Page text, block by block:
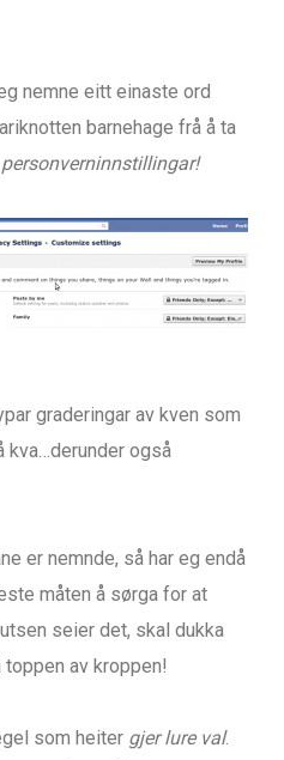
nemne eitt einaste ord
barnehage frå å ta
personverninnstillingar!
graderingar av kven som
kva…derunder også
er nemnde, så har eg endå
måten å sørga for at
seier det, skal dukka
av kroppen!
som heiter gjer lure val.